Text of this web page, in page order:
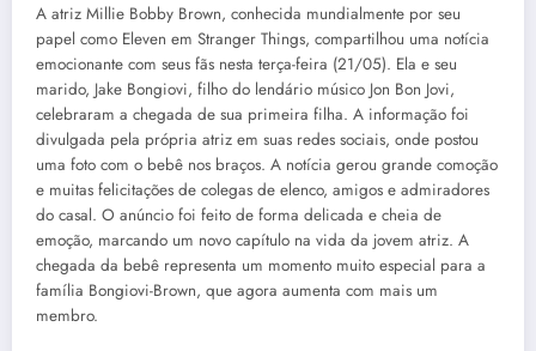
A atriz Millie Bobby Brown, conhecida mundialmente por seu
papel como Eleven em Stranger Things, compartilhou uma notícia
emocionante com seus fãs nesta terça-feira (21/05). Ela e seu
marido, Jake Bongiovi, filho do lendário músico Jon Bon Jovi,
celebraram a chegada de sua primeira filha. A informação foi
divulgada pela própria atriz em suas redes sociais, onde postou
uma foto com o bebê nos braços. A notícia gerou grande comoção
e muitas felicitações de colegas de elenco, amigos e admiradores
do casal. O anúncio foi feito de forma delicada e cheia de
emoção, marcando um novo capítulo na vida da jovem atriz. A
chegada da bebê representa um momento muito especial para a
família Bongiovi-Brown, que agora aumenta com mais um
membro.